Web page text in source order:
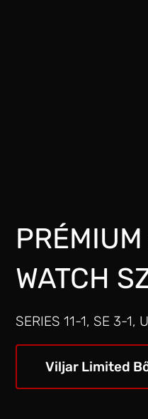
WATCH
SERIES 11-1, SE 3-1,
Viljar Limited